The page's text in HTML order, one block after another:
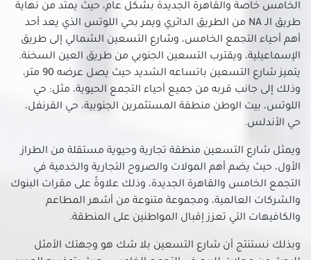
محلات للبيع في الهضبة الوسطى
محلات للبيع في الوايلي
محلات للبيع في باب الشعرية
محلات للبيع في باب اللوق
محلات للبيع في بولاق
محلات للبيع في ثكنات المعادي
محلات للبيع في جسر السويس الجديدة
محلات للبيع في جسر السويس
محلات للبيع في حدائق الزيتون
محلات للبيع في حدائق القبة
محلات للبيع في حدائق حلوان
الخامس خاصةً والقاهرة الجديدة بشكل عام، حيث يمتد من نهاية
طريق الـ NA من الطريق الدائري ويمر بحي اللوتس الذي يعد أحد
أهم أحياء التجمع الخامس، وشارع التسعين الشمالي إلى طريق
الإسماعيلية، ويقترب التسعين الجنوبي من طريق العين السخنة.
يتميز شارع التسعين باتساعه الشديد حيث يصل عرضه 90 متر،
وذلك إلى جانب قربه من جميع أحياء التجمع الحيوية، مثل: حي
اللوتس، بيت الوطن منطقة المستثمرين الجنوبية، حي القرنفل،
حي الأندلس.
ويمثل شارع التسعين منطقة تجارية وحيوية مستقلة من الطراز
الأول، حيث يضم أهم المولات والصروح التجارية والخدمية في
التجمع الخامس والقاهرة الجديدة، وذلك علاوةً على مقرات البنوك
والشركات العالمية، ومجموعة متنوعة من أشهر المطاعم
والكافيهات التي تعزز إقبال المواطنين على المنطقة.
وبذلك نستنتج أن شارع التسعين بلا شك هو وجهتك الأمثل